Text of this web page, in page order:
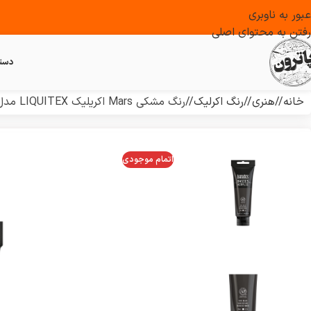
عبور به ناوبری
رفتن به محتوای اصلی
خانه/ هنری/ رنگ اکرلیک/ رنگ مشکی Mars اکریلیک LIQUITEX مدل BASICS
اتمام موجودی